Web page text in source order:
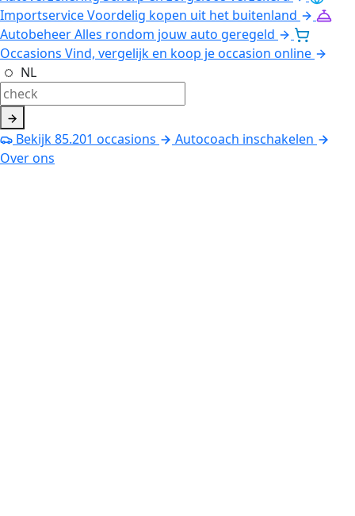
ImportserviceVoordelig kopen uit het buitenland
AutobeheerAlles rondom jouw auto geregeld
Occasions Vind, vergelijk en koop je occasion online
NL
Bekijk85.201 occasions
Autocoach inschakelen
Over ons